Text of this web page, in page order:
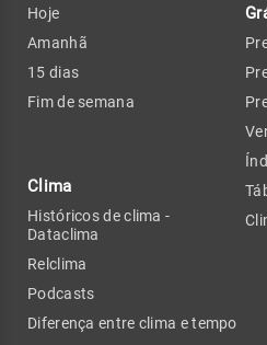
Hoje
Amanhã
15 dias
Fim de semana
Clima
Históricos de clima -
Dataclima
Relclima
Podcasts
Diferença entre clima e tempo